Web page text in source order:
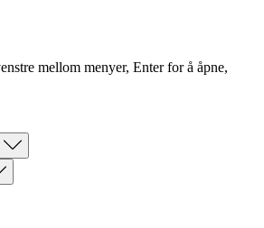
mellom menyer, Enter for å åpne,